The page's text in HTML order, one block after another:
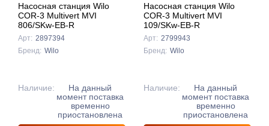
Насосная станция Wilo
COR-3 Multivert MVI
806/SKw-EB-R
Арт: 2897394
Бренд: Wilo
Наличие:
На данный
момент поставка
временно
приостановлена
Насосная станция Wilo
COR-3 Multivert MVI
109/SKw-EB-R
Арт: 2799943
Бренд: Wilo
Наличие:
На данный
момент поставка
временно
приостановлена